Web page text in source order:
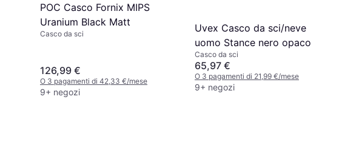
POC Casco Fornix MIPS
Uranium Black Matt
Casco da sci
126,99 €
O 3 pagamenti di 42,33 €/mese
9+ negozi
Uvex Casco da sci/neve
uomo Stance nero opaco
Casco da sci
65,97 €
O 3 pagamenti di 21,99 €/mese
9+ negozi